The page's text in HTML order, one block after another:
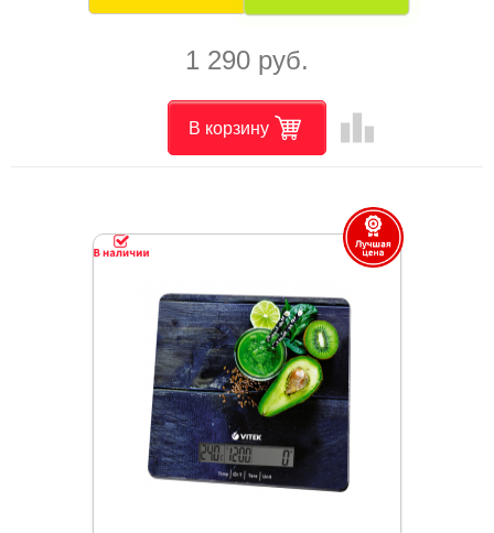
1 290 руб.
В корзину leaderboard